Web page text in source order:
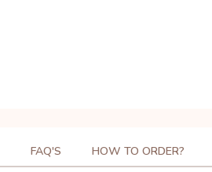
FAQ'S HOW TO ORDER?